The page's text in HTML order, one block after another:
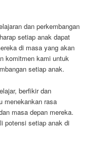
dan perkembangan
setiap anak dapat
di masa yang akan
komitmen kami untuk
setiap anak.
berfikir dan
menekankan rasa
masa depan mereka.
potensi setiap anak di